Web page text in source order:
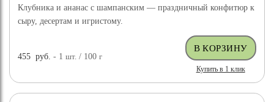
Клубника и ананас с шампанским — праздничный конфитюр к
сыру, десертам и игристому.
455 руб. - 1шт. / 100г
Купить в 1 клик